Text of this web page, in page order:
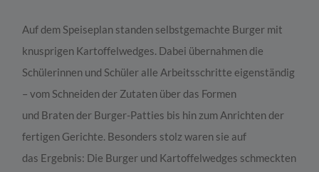
Auf dem Speiseplan standen selbstgemachte Burger mit
knusprigen Kartoffelwedges. Dabei übernahmen die
Schülerinnen und Schüler alle Arbeitsschritte eigenständig
– vom Schneiden der Zutaten über das Formen
und Braten der Burger-Patties bis hin zum Anrichten der
fertigen Gerichte. Besonders stolz waren sie auf
das Ergebnis: Die Burger und Kartoffelwedges schmeckten